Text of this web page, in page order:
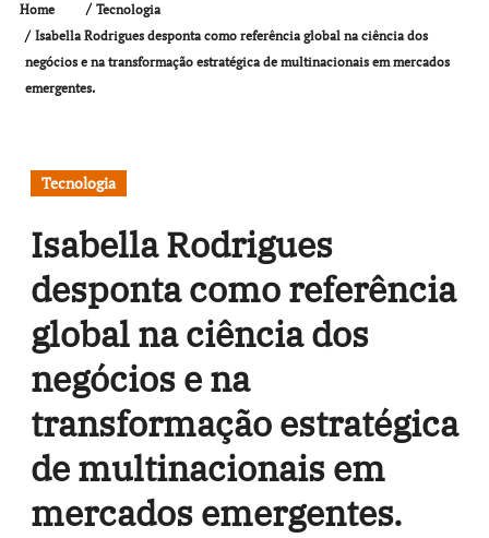
Home
Tecnologia
Isabella Rodrigues desponta como referência global na ciência dos
negócios e na transformação estratégica de multinacionais em mercados
emergentes.
Tecnologia
Isabella Rodrigues
desponta como referência
global na ciência dos
negócios e na
transformação estratégica
de multinacionais em
mercados emergentes.